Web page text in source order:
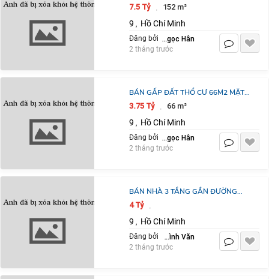
ĐƯỜNG SỐ LÒ LU, CHỈ 48 TRIỆU/M².
7.5 Tỷ · 152 m²
9 , Hồ Chí Minh
Đăng bởi Lê Thị Ngọc Hân
2 tháng trước
BÁN GẤP ĐẤT THỔ CƯ 66M2 MẶT
TIỀN VÕ VĂN HÁT Q9 CHỈ 3.7 TỶ
HƯỚNG ĐÔNG BẮC SỔ ĐỎ CHÍNH
CHỦ LIÊN HỆ
3.75 Tỷ · 66 m²
9 , Hồ Chí Minh
Đăng bởi Lê Thị Ngọc Hân
2 tháng trước
BÁN NHÀ 3 TẦNG GẦN ĐƯỜNG
NGUYỄN DUY TRINH 52M2 GIÁ
4TỈ350TR QUẬN 9 TP.HCM
4 Tỷ ·
9 , Hồ Chí Minh
Đăng bởi Trần Đình Văn
2 tháng trước